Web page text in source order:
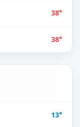
38°
38°
13°